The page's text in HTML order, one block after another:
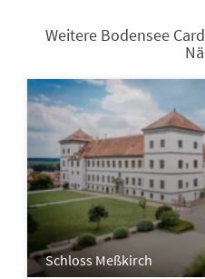
Weitere Bodensee
Schloss Meßkirch